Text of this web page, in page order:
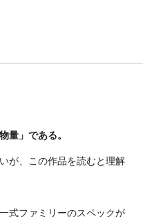
量」である。
が、この作品を読むと理解
式ファミリーのスペックが